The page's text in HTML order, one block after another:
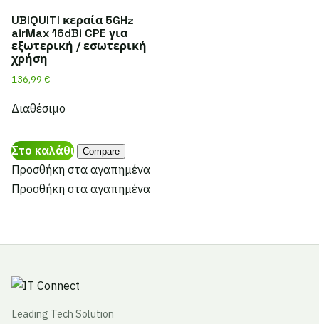
UBIQUITI κεραία 5GHz
airMax 16dBi CPE για
εξωτερική / εσωτερική
χρήση
136,99 €
Διαθέσιμο
Στο καλάθι Compare
Προσθήκη στα αγαπημένα
Προσθήκη στα αγαπημένα
Leading Tech Solution